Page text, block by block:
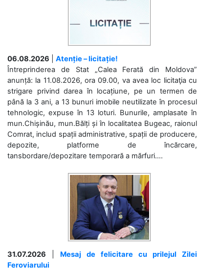
06.08.2026
Atenție – licitație!
Întreprinderea de Stat „Calea Ferată din Moldova”
anunță: la 11.08.2026, ora 09.00, va avea loc licitaţia cu
strigare privind darea în locațiune, pe un termen de
până la 3 ani, a 13 bunuri imobile neutilizate în procesul
tehnologic, expuse în 13 loturi. Bunurile, amplasate în
mun.Chișinău, mun.Bălți și în localitatea Bugeac, raionul
Comrat, includ spații administrative, spații de producere,
depozite, platforme de încărcare,
tansbordare/depozitare temporară a mărfuri....
31.07.2026
Mesaj de felicitare cu prilejul Zilei
Feroviarului